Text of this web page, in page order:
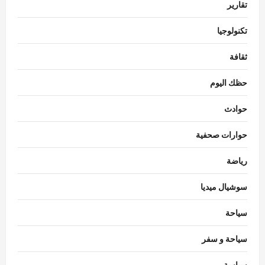
تقارير
تكنولوجيا
ثقافة
حظك اليوم
حوادث
حوارات صحفية
رياضة
سوشيال ميديا
سياحة
سياحة و سفر